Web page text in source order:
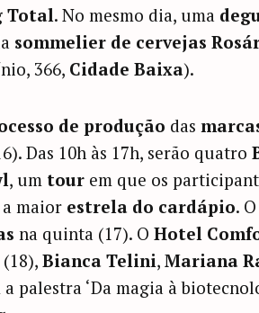
Total. No mesmo dia, uma
sommelier de cervejas
366, Cidade Baixa).
de produção das
Das 10h às 17h, serão quatro
, um tourem que os
maior estrela do cardápio. O
na quinta (17). O Hotel
Bianca Telini, Mariana
palestra ‘Da magia à